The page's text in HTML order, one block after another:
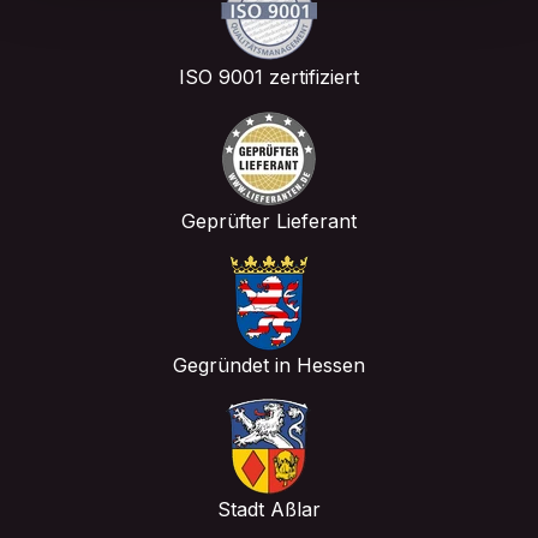
ISO 9001 zertifiziert
Geprüfter Lieferant
Gegründet in Hessen
Stadt Aßlar